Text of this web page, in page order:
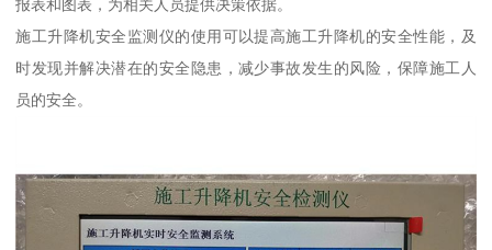
报表和图表，为相关人员提供决策依据。
施工升降机安全监测仪的使用可以提高施工升降机的安全性能，及
时发现并解决潜在的安全隐患，减少事故发生的风险，保障施工人
员的安全。